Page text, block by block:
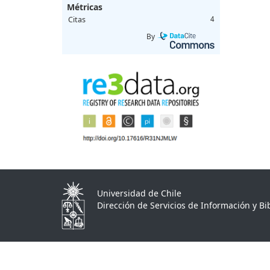
Métricas
Citas 4
By
Universidad de Chile
Dirección de Servicios de Información y